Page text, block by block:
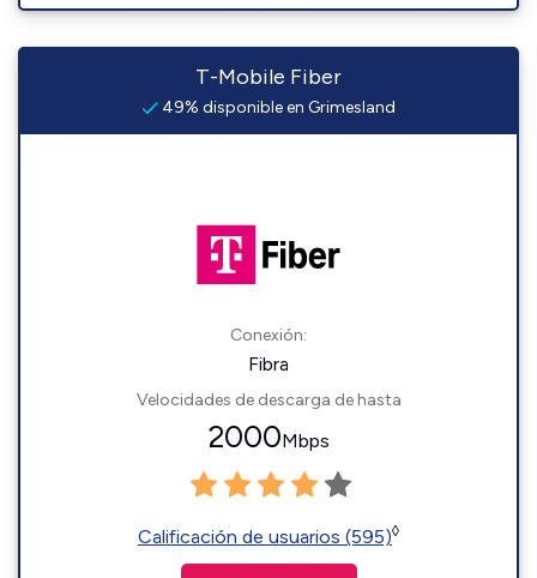
T-Mobile Fiber
49% disponible en Grimesland
Conexión:
Fibra
Velocidades de descarga de hasta
2000Mbps
Calificación de usuarios (595)◊